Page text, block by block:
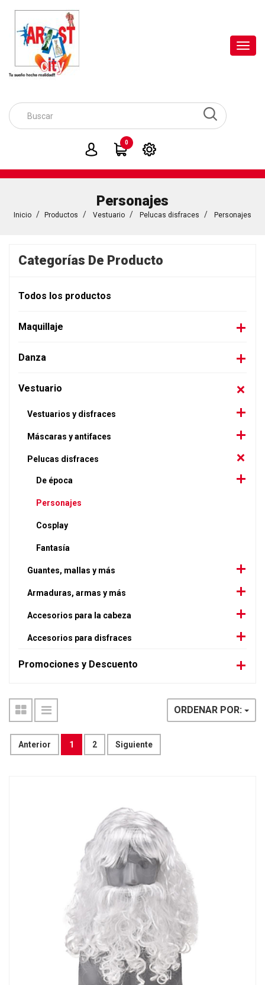
0
Personajes
Inicio Productos Vestuario Pelucas disfraces Personajes
Categorías De Producto
Todos los productos
Maquillaje
Danza
Vestuario
Vestuarios y disfraces
Máscaras y antifaces
Pelucas disfraces
De época
Personajes
Cosplay
Fantasía
Guantes, mallas y más
Armaduras, armas y más
Accesorios para la cabeza
Accesorios para disfraces
Promociones y Descuento
Anterior 1 2 Siguiente
ORDENAR POR: